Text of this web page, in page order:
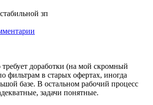
зп
доработки (на мой скромный
фильтрам в старых офертах, иногда
базе. В остальном рабочий процесс
задачи понятные.